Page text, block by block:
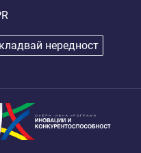
нередност